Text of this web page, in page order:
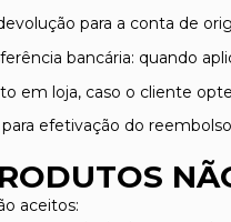
para a conta de
bancária: quando
em loja, caso o cliente
para efetivação do
aceitos: